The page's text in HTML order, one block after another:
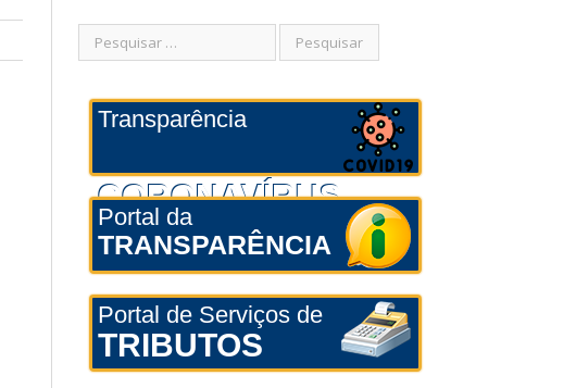
Transparência
CORONAVÍRUS
Portal da
TRANSPARÊNCIA
Portal de Serviços de
TRIBUTOS